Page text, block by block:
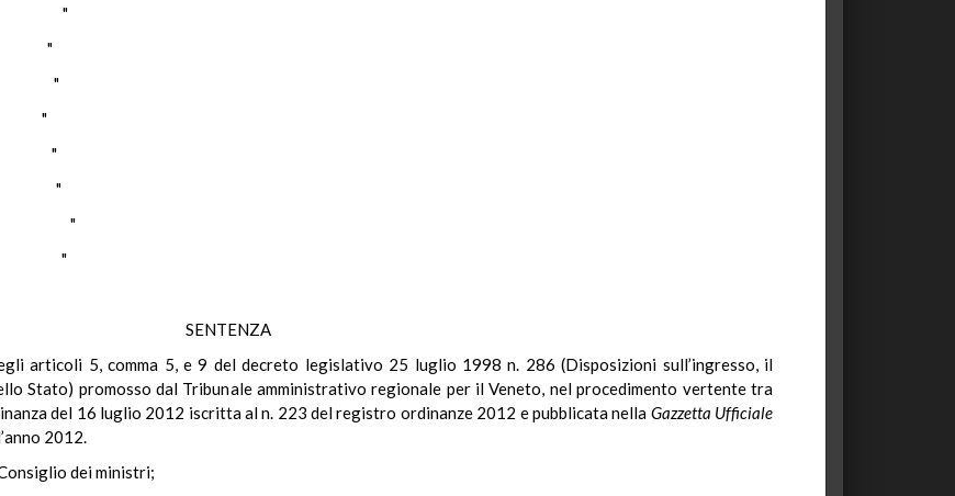
"
"
"
"
"
"
"
"
SENTENZA
articoli 5, comma 5, e 9 del decreto legislativo 25 luglio 1998 n. 286 (Disposizioni sull’ingresso, il
Stato) promosso dal Tribunale amministrativo regionale per il Veneto, nel procedimento vertente tra
del 16 luglio 2012 iscritta al n. 223 del registro ordinanze 2012 e pubblicata nella Gazzetta Ufficiale
2012.
dei ministri;